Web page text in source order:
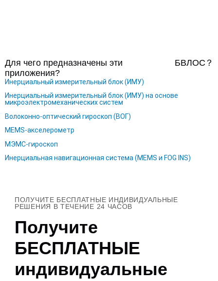
Для чего предназначены эти
приложения?
БВЛОС？
Инерциальный измерительный блок (ИМУ)
Инерциальный измерительный блок (ИМУ) на основе
микроэлектромеханических систем
Волоконно-оптический гироскоп (ВОГ)
MEMS-акселерометр
МЭМС-гироскоп
Инерциальная навигационная система (MEMS и FOG INS)
ПОЛУЧИТЕ БЕСПЛАТНЫЕ ИНДИВИДУАЛЬНЫЕ
РЕШЕНИЯ В ТЕЧЕНИЕ 24 ЧАСОВ
Получите
БЕСПЛАТНЫЕ
индивидуальные